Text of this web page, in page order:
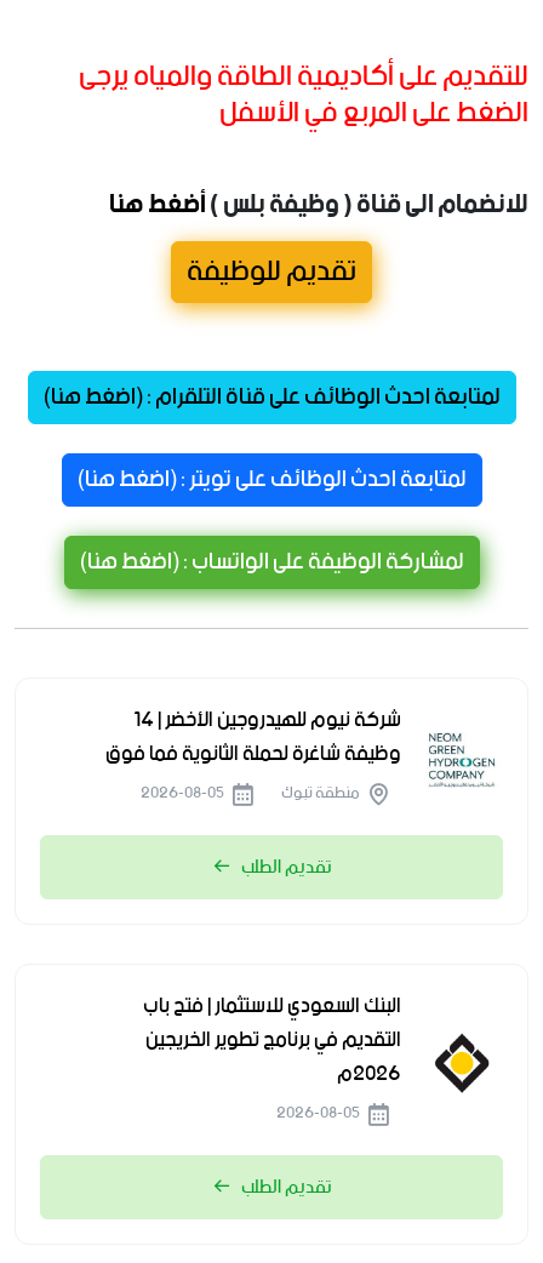
للتقديم على أكاديمية الطاقة والمياه يرجى
الضغط على المربع في الأسفل
للانضمام الى قناة ( وظيفة بلس )أضغط هنا
تقديم للوظيفة
لمتابعة احدث الوظائف على قناة التلقرام : (اضغط هنا)
لمتابعة احدث الوظائف على تويتر : (اضغط هنا)
لمشاركة الوظيفة على الواتساب : (اضغط هنا)
شركة نيوم للهيدروجين الأخضر | 14
وظيفة شاغرة لحملة الثانوية فما فوق
منطقة تبوك
تقديم الطلب
البنك السعودي للاستثمار | فتح باب
التقديم في برنامج تطوير الخريجين
2026م
تقديم الطلب